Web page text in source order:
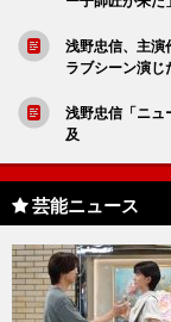
浅野忠信、主
ラブシーン演じ
浅野忠信「ニ
及
芸能ニュース